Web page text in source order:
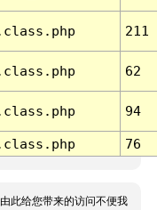
211
62
94
76
此给您带来的访问不便我